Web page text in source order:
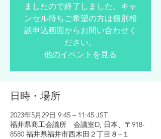
ましたので終了しました。キャ
ンセル待ちご希望の方は個別相
談申込画面からお問い合わせく
ださい。
他のイベントを見る
日時・場所
2023年5月29日 9:45 – 11:45 JST
福井県商工会議所 会議室D, 日本、〒918-
8580 福井県福井市西木田２丁目８−１